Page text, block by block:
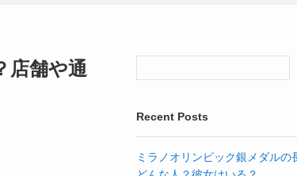
店舗や通
Recent Posts
ミラノオリンピック銀メダルの